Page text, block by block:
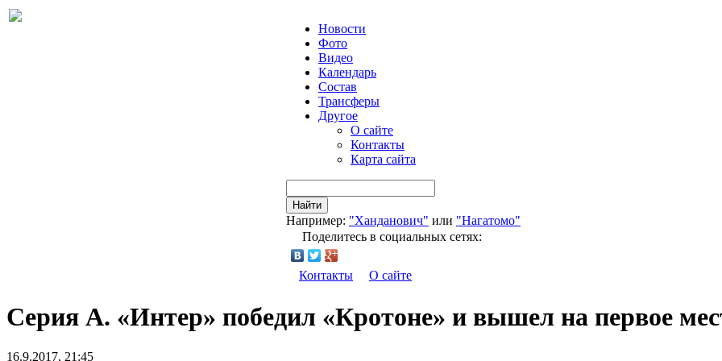
Новости
Фото
Видео
Календарь
Состав
Трансферы
Другое
О сайте
Контакты
Карта сайта
Найти
Например: "Ханданович" или "Нагатомо"
Поделитесь в социальных сетях:
Контакты О сайте
Серия А. «Интер» победил «Кротоне» и вышел на первое
16.9.2017, 21:45